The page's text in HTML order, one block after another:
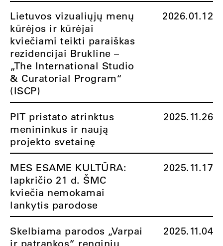
Lietuvos vizualiųjų menų
kūrėjos ir kūrėjai
kviečiami teikti paraiškas
rezidencijai Brukline –
„The International Studio
& Curatorial Program“
(ISCP)
2026.01.12
PIT pristato atrinktus
menininkus ir naują
projekto svetainę
2025.11.26
MES ESAME KULTŪRA:
lapkričio 21 d. ŠMC
kviečia nemokamai
lankytis parodose
2025.11.17
Skelbiama parodos „Varpai
ir patrankos“ renginių
2025.11.04